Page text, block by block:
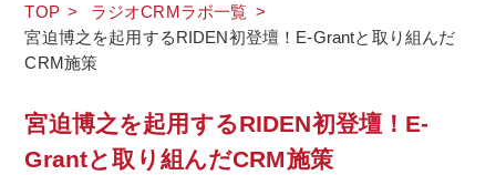
TOP > ラジオCRMラボ一覧 >
宮迫博之を起用するRIDEN初登壇！E-Grantと取り組んだ
CRM施策
宮迫博之を起用するRIDEN初登壇！E-
Grantと取り組んだCRM施策